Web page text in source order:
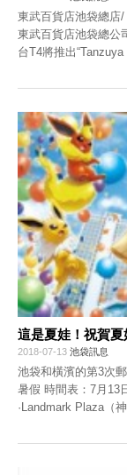
東武百貨店池袋總店/
東武百貨店池袋總公
台T4將推出
這是夏娃！祝賀
2018-07-13 池袋訊息
池袋和橫濱的第3次
暑假 時間表：7月13
·Landmark Plaza（